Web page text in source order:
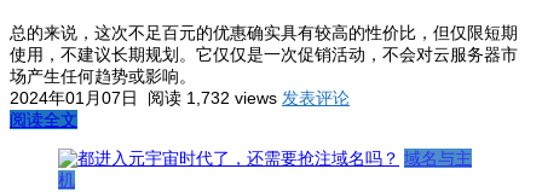
总的来说，这次不足百元的优惠确实具有较高的性价比，但仅限短期
使用，不建议长期规划。它仅仅是一次促销活动，不会对云服务器市
场产生任何趋势或影响。
2024年01月07日
阅读 1,732 views 发表评论
阅读全文
域名与主
机